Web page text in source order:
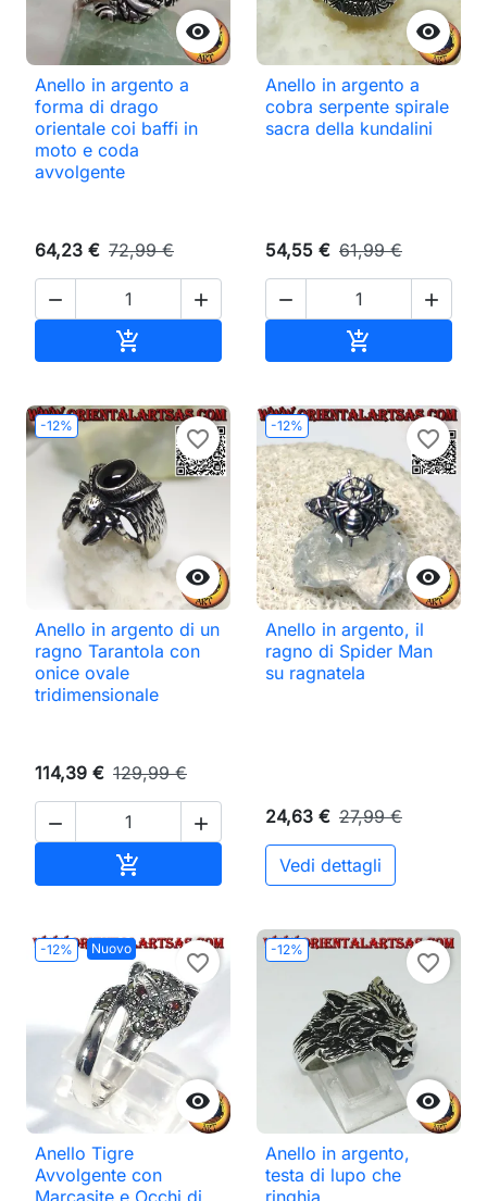

Anello in argento a
forma di drago
orientale coi baffi in
moto e coda
avvolgente
64,23 € 72,99 €
 


Anello in argento a
cobra serpente spirale
sacra della kundalini
54,55 € 61,99 €
 

-12%

favorite_border
Anello in argento di un
ragno Tarantola con
onice ovale
tridimensionale
114,39 € 129,99 €
 
 Aggiungi al carrello
-12%

favorite_border
Anello in argento, il
ragno di Spider Man
su ragnatela
24,63 € 27,99 €
Vedi dettagli
-12% Nuovo

favorite_border
Anello Tigre
Avvolgente con
Marcasite e Occhi di
-12%

favorite_border
Anello in argento,
testa di lupo che
ringhia